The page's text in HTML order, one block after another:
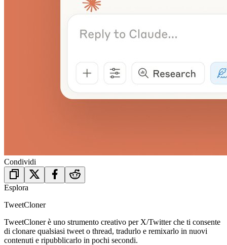
Condividi
Esplora
TweetCloner
TweetCloner è uno strumento creativo per X/Twitter che ti consente
di clonare qualsiasi tweet o thread, tradurlo e remixarlo in nuovi
contenuti e ripubblicarlo in pochi secondi.